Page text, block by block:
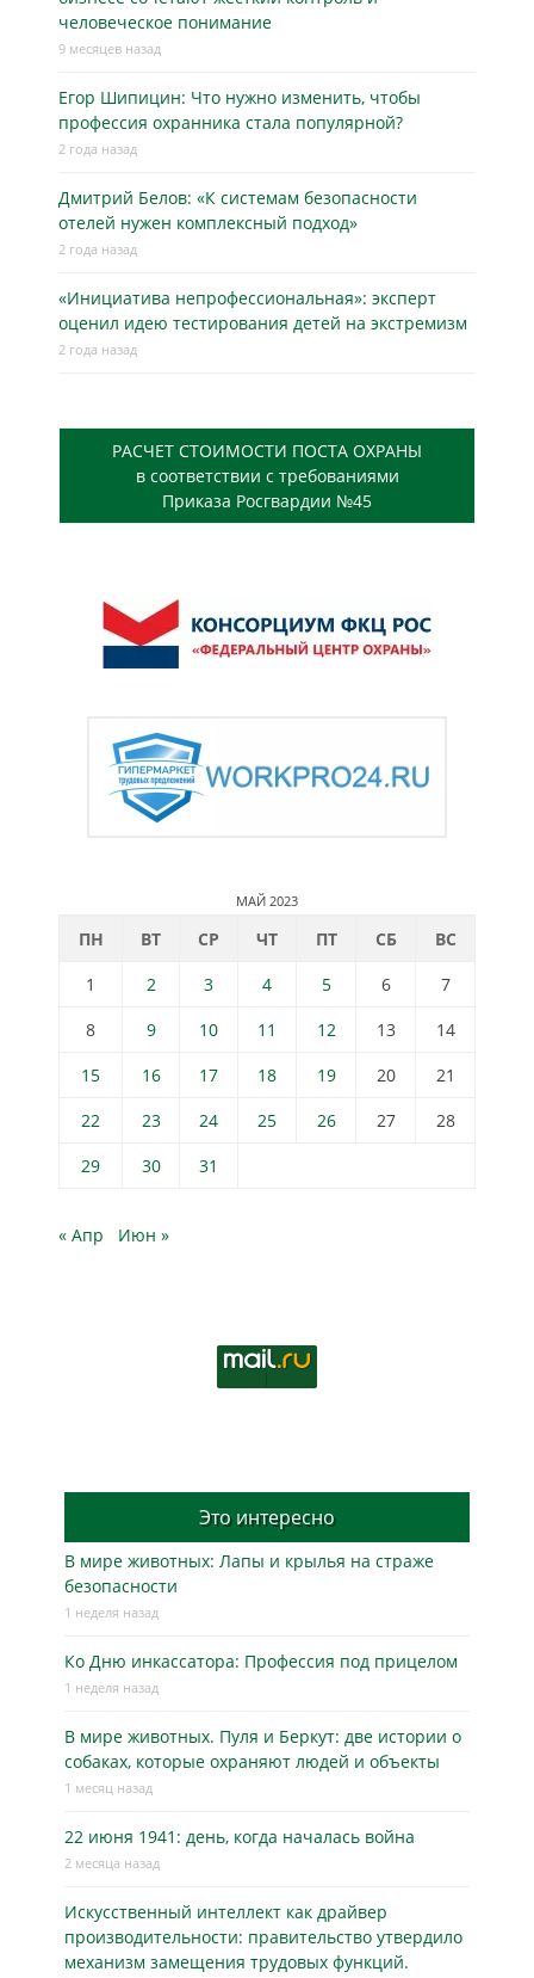
человеческое понимание
9 месяцев назад
Егор Шипицин: Что нужно изменить, чтобы
профессия охранника стала популярной?
2 года назад
Дмитрий Белов: «К системам безопасности
отелей нужен комплексный подход»
2 года назад
«Инициатива непрофессиональная»: эксперт
оценил идею тестирования детей на экстремизм
2 года назад
РАСЧЕТ СТОИМОСТИ ПОСТА ОХРАНЫ
в соответствии с требованиями
Приказа Росгвардии №45
МАЙ 2023
ПН ВТ СР ЧТ ПТ СБ
ВС
1
2 3 4 5 6
7
8
9 10 11 12 13
14
15
16 17 18 19 20
21
22
23 24 25 26 27
28
29
30 31
« Апр Июн »
Это интересно
В мире животных: Лапы и крылья на страже
безопасности
1 неделя назад
Ко Дню инкассатора: Профессия под прицелом
1 неделя назад
В мире животных. Пуля и Беркут: две истории о
собаках, которые охраняют людей и объекты
1 месяц назад
22 июня 1941: день, когда началась война
2 месяца назад
Искусственный интеллект как драйвер
производительности: правительство утвердило
механизм замещения трудовых функций.